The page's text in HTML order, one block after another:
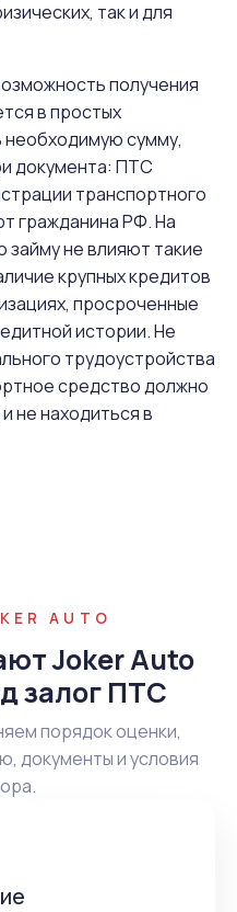
так и для
получения
в простых
необходимую сумму,
документа: ПТС
транспортного
гражданина РФ. На
не влияют такие
крупных кредитов
просроченные
истории. Не
трудоустройства
средство должно
не находиться в
AUTO
Joker Auto
залог ПТС
порядок оценки,
документы и условия